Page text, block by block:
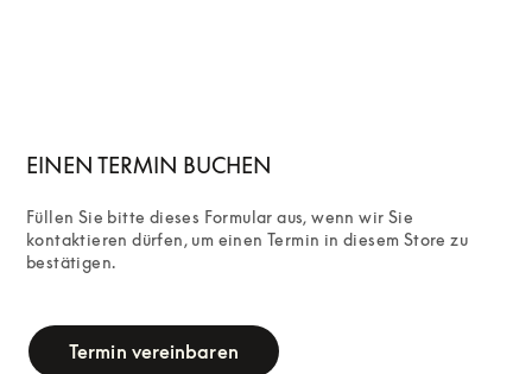
EINEN TERMIN BUCHEN
Füllen Sie bitte dieses Formular aus, wenn wir Sie
kontaktieren dürfen, um einen Termin in diesem Store zu
bestätigen.
Termin vereinbaren